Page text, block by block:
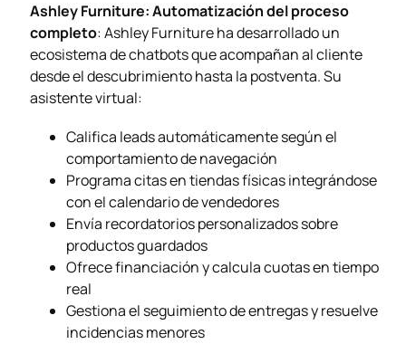
Ashley Furniture: Automatización del proceso
completo: Ashley Furniture ha desarrollado un
ecosistema de chatbots que acompañan al cliente
desde el descubrimiento hasta la postventa. Su
asistente virtual:
Califica leads automáticamente según el
comportamiento de navegación
Programa citas en tiendas físicas integrándose
con el calendario de vendedores
Envía recordatorios personalizados sobre
productos guardados
Ofrece financiación y calcula cuotas en tiempo
real
Gestiona el seguimiento de entregas y resuelve
incidencias menores